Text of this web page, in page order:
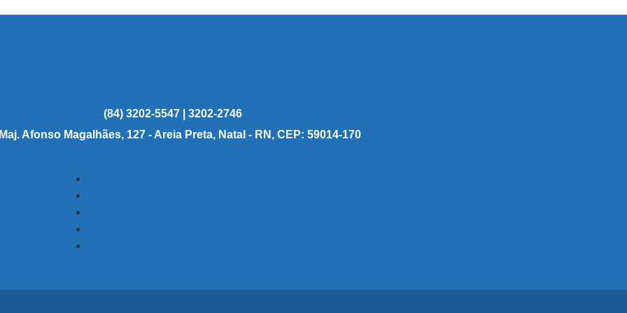
(84) 3202-5547 | 3202-2746
Afonso Magalhães, 127 - Areia Preta, Natal - RN, CEP: 59014-170